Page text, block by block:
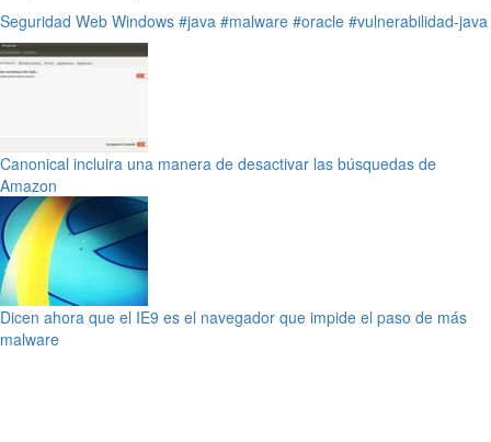
Seguridad Web Windows #java #malware #oracle #vulnerabilidad-java
Canonical incluira una manera de desactivar las búsquedas de
Amazon
Dicen ahora que el IE9 es el navegador que impide el paso de más
malware